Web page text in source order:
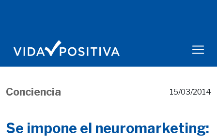
Conciencia 15/03/2014
Se impone el neuromarketing: